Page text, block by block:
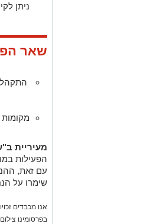
ניתן
שאר
מעיריית
הפעילות
עם זאת,
שימרו על
אנו מכבדים
בפרסומינו